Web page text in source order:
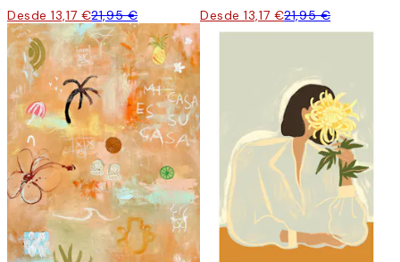
Desde 13,17 €21,95 € Desde 13,17 €21,95 €